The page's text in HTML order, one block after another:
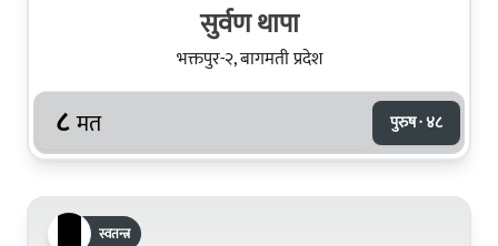
सुर्वण थापा
भक्तपुर-२, बागमती प्रदेश
८ मत पुरुष · ४८
स्वतन्त्र